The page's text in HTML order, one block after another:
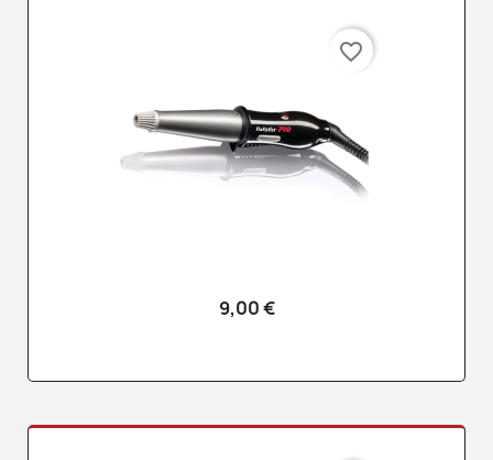
9,00 €
favorite_border